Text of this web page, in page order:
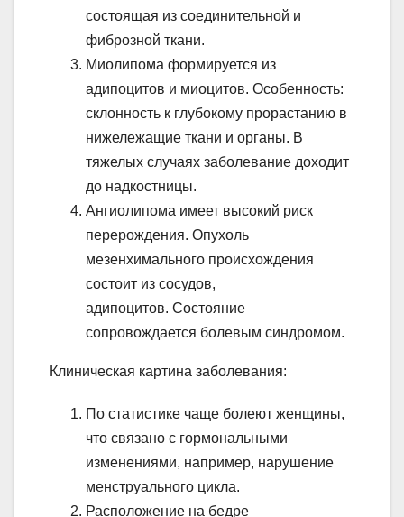
состоящая из соединительной и
фиброзной ткани.
Миолипома формируется из
адипоцитов и миоцитов. Особенность:
склонность к глубокому прорастанию в
нижележащие ткани и органы. В
тяжелых случаях заболевание доходит
до надкостницы.
Ангиолипома имеет высокий риск
перерождения. Опухоль
мезенхимального происхождения
состоит из сосудов,
адипоцитов. Состояние
сопровождается болевым синдромом.
Клиническая картина заболевания:
По статистике чаще болеют женщины,
что связано с гормональными
изменениями, например, нарушение
менструального цикла.
Расположение на бедре